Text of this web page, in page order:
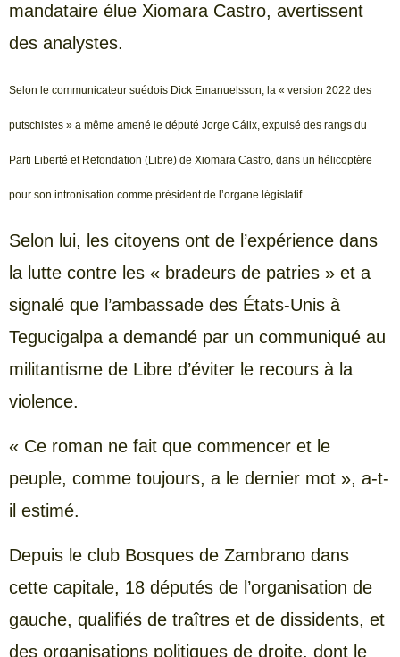
mandataire élue Xiomara Castro, avertissent
des analystes.
Selon le communicateur suédois Dick Emanuelsson, la « version 2022 des
putschistes » a même amené le député Jorge Cálix, expulsé des rangs du
Parti Liberté et Refondation (Libre) de Xiomara Castro, dans un hélicoptère
pour son intronisation comme président de l’organe législatif.
Selon lui, les citoyens ont de l’expérience dans
la lutte contre les « bradeurs de patries » et a
signalé que l’ambassade des États-Unis à
Tegucigalpa a demandé par un communiqué au
militantisme de Libre d’éviter le recours à la
violence.
« Ce roman ne fait que commencer et le
peuple, comme toujours, a le dernier mot », a-t-
il estimé.
Depuis le club Bosques de Zambrano dans
cette capitale, 18 députés de l’organisation de
gauche, qualifiés de traîtres et de dissidents, et
des organisations politiques de droite, dont le